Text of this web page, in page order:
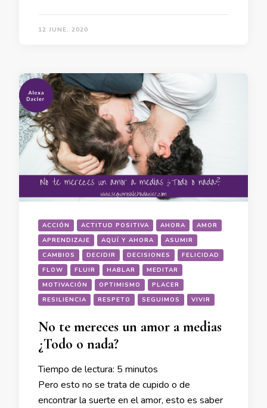
12 JUNE, 2020
ACCIÓN ACTITUD POSITIVA AHORA
AMOR
APRENDIZAJE
AQUÍ Y AHORA
ASUMIR
CAMBIOS
DECIDIR DECISIONES
FELICIDAD
FLOW
FLUIR HABLAR
MEDITAR
MOTIVACIÓN
OPTIMISMO
PLACER
RESILIENCIA
RESPETO SEGUIMOS VIVIR
No te mereces un amor a medias
¿Todo o nada?
Tiempo de lectura: 5 minutos
Pero esto no se trata de cupido o de
encontrar la suerte en el amor, esto es saber